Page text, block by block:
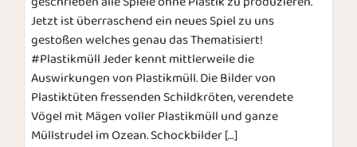
Jetzt ist überraschend ein neues Spiel zu uns
gestoßen welches genau das Thematisiert!
#Plastikmüll Jeder kennt mittlerweile die
Auswirkungen von Plastikmüll. Die Bilder von
Plastiktüten fressenden Schildkröten, verendete
Vögel mit Mägen voller Plastikmüll und ganze
Müllstrudel im Ozean. Schockbilder […]